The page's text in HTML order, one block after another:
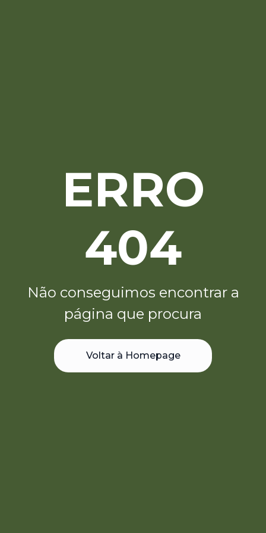
ERRO
404
Não conseguimos encontrar a
página que procura
Voltar à Homepage